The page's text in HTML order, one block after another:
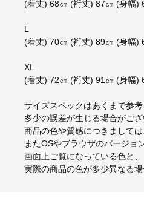
(着丈) 68㎝ (裄丈) 87㎝ (身幅)
L
(着丈) 70㎝ (裄丈) 89㎝ (身幅)
XL
(着丈) 72㎝ (裄丈) 91㎝ (身幅)
サイズスペックはあくまで参
多少の誤差が生じる場合がござ
商品の色や質感につきまして
またOSやブラウザのバージョ
画面上ご覧になっている色と、
実際の商品の色が多少異なる場